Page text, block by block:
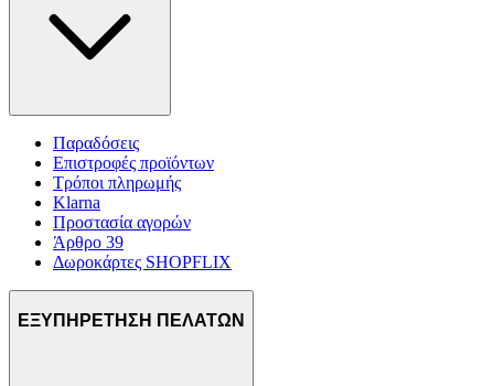
Παραδόσεις
Επιστροφές προϊόντων
Τρόποι πληρωμής
Klarna
Προστασία αγορών
Άρθρο 39
Δωροκάρτες SHOPFLIX
ΕΞΥΠΗΡΕΤΗΣΗ ΠΕΛΑΤΩΝ